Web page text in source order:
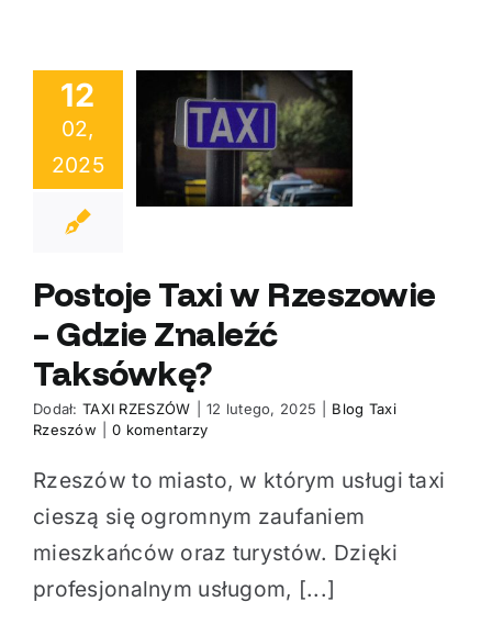
12
02,
2025
Taxi w
– Gdzie
Taksówkę?
Postoje Taxi w Rzeszowie
– Gdzie Znaleźć
Taksówkę?
Dodał:TAXI RZESZÓW 12 lutego, 2025
Blog Taxi
Rzeszów
0 komentarzy
Rzeszów to miasto, w którym usługi taxi
cieszą się ogromnym zaufaniem
mieszkańców oraz turystów. Dzięki
profesjonalnym usługom, [...]